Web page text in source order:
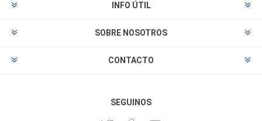
INFO ÚTIL
SOBRE NOSOTROS
CONTACTO
SEGUINOS